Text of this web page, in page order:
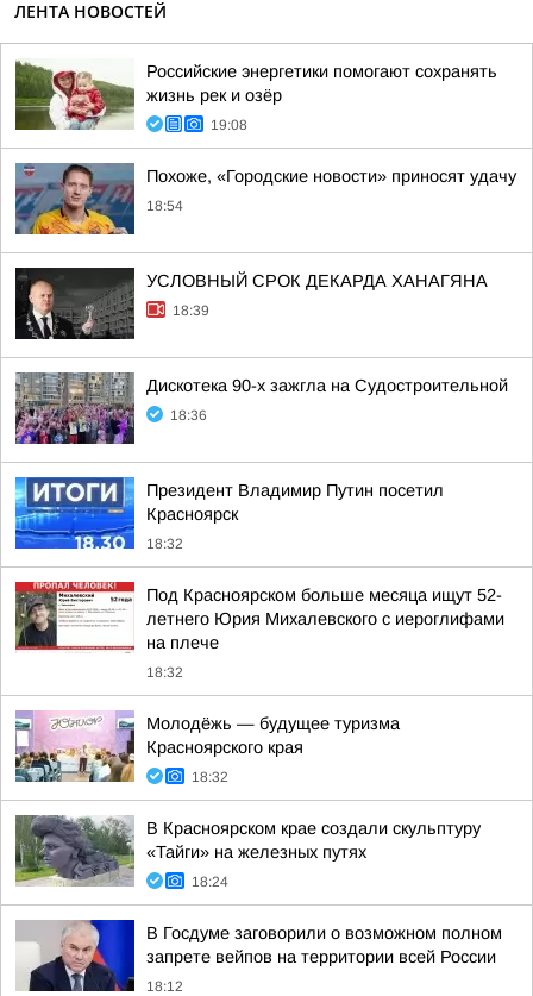
ЛЕНТА НОВОСТЕЙ
Российские энергетики помогают сохранять
жизнь рек и озёр
19:08
Похоже, «Городские новости» приносят удачу
18:54
УСЛОВНЫЙ СРОК ДЕКАРДА ХАНАГЯНА
18:39
Дискотека 90-х зажгла на Судостроительной
18:36
Президент Владимир Путин посетил
Красноярск
18:32
Под Красноярском больше месяца ищут 52-
летнего Юрия Михалевского с иероглифами
на плече
18:32
Молодёжь — будущее туризма
Красноярского края
18:32
В Красноярском крае создали скульптуру
«Тайги» на железных путях
18:24
В Госдуме заговорили о возможном полном
запрете вейпов на территории всей России
18:12